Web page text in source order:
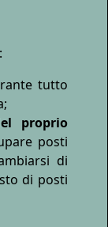
tutto
proprio
posti
di
di posti